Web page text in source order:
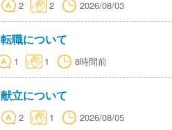
2 2 2026/08/03
転職について
1 1 8時間前
献立について
2 1 2026/08/05